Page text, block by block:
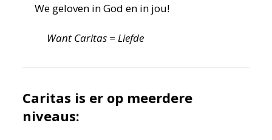
We geloven in God en in jou!
Want Caritas = Liefde
Caritas is er op meerdere
niveaus: